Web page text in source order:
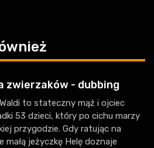
zwierzaków - dubbing
Waldi to stateczny mąż i ojciec
53 dzieci, który po cichu marzy
przygodzie. Gdy ratując na
małą jeżyczkę Helę doznaje